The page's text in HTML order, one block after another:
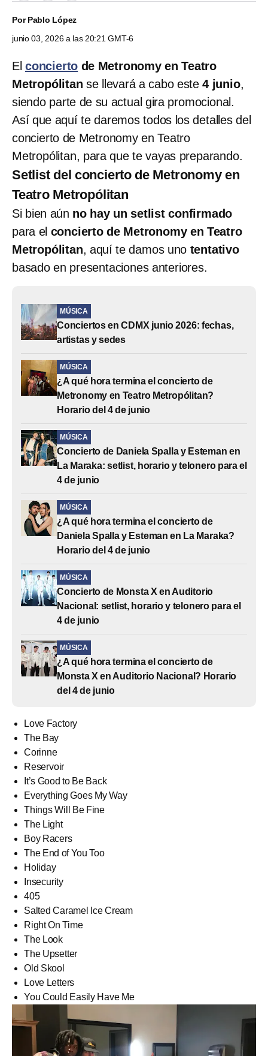
PorPablo López
junio 03, 2026 a las 20:21 GMT-6
El concierto de Metronomy en Teatro
Metropólitan se llevará a cabo este4 junio,
siendo parte de su actual gira promocional.
Así que aquí te daremos todos los detalles del
concierto de Metronomy en Teatro
Metropólitan, para que te vayas preparando.
Setlist del concierto de Metronomy en
Teatro Metropólitan
Si bien aún no hay un setlist confirmado
para el concierto de Metronomy en Teatro
Metropólitan, aquí te damos uno tentativo
basado en presentaciones anteriores.
MÚSICA
Conciertos en CDMX junio 2026: fechas,
artistas y sedes
MÚSICA
¿A qué hora termina el concierto de
Metronomy en Teatro Metropólitan?
Horario del 4 de junio
MÚSICA
Concierto de Daniela Spalla y Esteman en
La Maraka: setlist, horario y telonero para el
4 de junio
MÚSICA
¿A qué hora termina el concierto de
Daniela Spalla y Esteman en La Maraka?
Horario del 4 de junio
MÚSICA
Concierto de Monsta X en Auditorio
Nacional: setlist, horario y telonero para el
4 de junio
MÚSICA
¿A qué hora termina el concierto de
Monsta X en Auditorio Nacional? Horario
del 4 de junio
Love Factory
The Bay
Corinne
Reservoir
It’s Good to Be Back
Everything Goes My Way
Things Will Be Fine
The Light
Boy Racers
The End of You Too
Holiday
Insecurity
405
Salted Caramel Ice Cream
Right On Time
The Look
The Upsetter
Old Skool
Love Letters
You Could Easily Have Me